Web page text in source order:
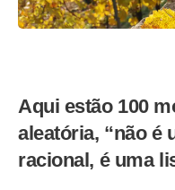
Aqui estão 100
aleatória, “não é
racional, é uma